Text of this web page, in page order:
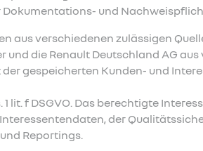
und
aus verschiedenen zulässigen
und die Renault Deutschland AG
gespeicherten Kunden- und
lit. f DSGVO. Das berechtigte
der
Reportings.